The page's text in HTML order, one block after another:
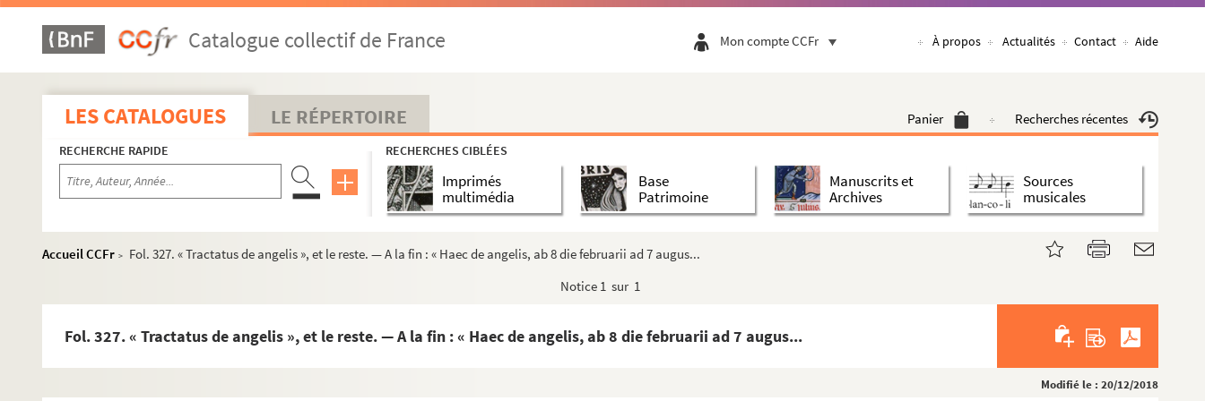
Catalogue collectif de France Mon compte CCFr À propos Actualités Contact Aide
LES CATALOGUES LE RÉPERTOIRE Panier Recherches récentes
RECHERCHE RAPIDE RECHERCHES CIBLÉES
Imprimés
multimédia
Base
Patrimoine
Manuscrits et
Archives
Sources
musicales
Accueil CCFr >
Fol. 327. « Tractatus de angelis », et le reste. — A la fin : « Haec de angelis, ab 8 die februarii ad 7 augus...
Notice 1 sur 1
Fol. 327. « Tractatus de angelis », et le reste. — A la fin : « Haec de angelis, ab 8 die februarii ad 7 augus...
Modifié le : 20/12/2018
230. Opuscula S. Anselmi Cantuariensis
231. Hugonis de Sancto Victore Summa sententiarum
232. « Lettres de S. Bernard », traduites en français
233. « Remarques sur les lettres de saint Bernard », par un Trinitaire
234. « Remarques sur les lettres de S. Bernard »
235. « Remarques sur les livres de saint Bernard »
236. « Remarques sur les ouvrages de S. Bernard. Troisième partie, contenant : 1 les lettres ; 2 oquelqu...
238. S. Bonaventura in tertium librum Sententiarum
241. Johannis de Gersono opuscula